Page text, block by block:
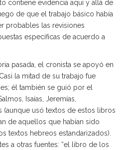
contiene evidencia aquí y allá de
de que el trabajo básico había
probables las revisiones
específicas de acuerdo a
pasada, el cronista se apoyó en
la mitad de su trabajo fue
él también se guió por el
Isaías, Jeremías,
(aunque usó textos de estos libros
de aquellos que habían sido
textos hebreos estandarizados).
a otras fuentes: “el libro de los